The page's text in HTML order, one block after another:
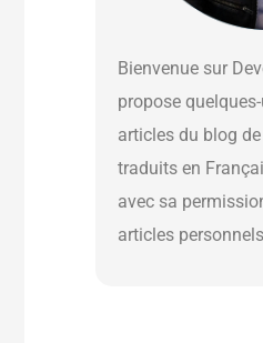
Bienvenue sur
propose
articles du blog
traduits en
avec sa
articles personnels